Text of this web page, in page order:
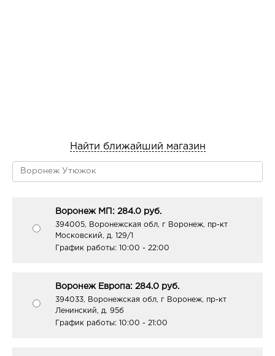
Найти ближайший магазин
Воронеж МП: 284.0 руб.
394005, Воронежская обл, г Воронеж, пр-кт
Московский, д. 129/1
График работы: 10:00 - 22:00
Воронеж Европа: 284.0 руб.
394033, Воронежская обл, г Воронеж, пр-кт
Ленинский, д. 95б
График работы: 10:00 - 21:00